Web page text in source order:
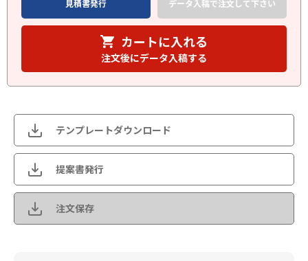
見積書発行 データ入稿で注文して下さい
カートに入れる
注文後にデータ入稿する
テンプレートダウンロード
提案書発行
注文保存